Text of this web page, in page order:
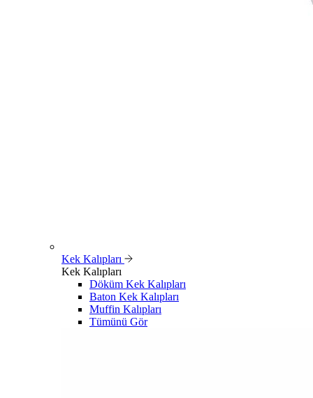
Kek Kalıpları
Kek Kalıpları
Döküm Kek Kalıpları
Baton Kek Kalıpları
Muffin Kalıpları
Tümünü Gör